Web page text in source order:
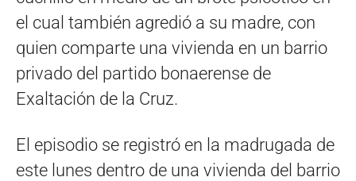
el cual también agredió a su madre, con
quien comparte una vivienda en un barrio
privado del partido bonaerense de
Exaltación de la Cruz.
El episodio se registró en la madrugada de
este lunes dentro de una vivienda del barrio